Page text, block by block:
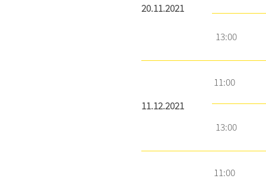
20.11.2021
13:00
11.12.2021
11:00
13:00
11:00